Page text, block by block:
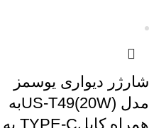
شارژر دیواری یوسمز
مدل US-T49(20W)به
همراه کابلTYPE-C به